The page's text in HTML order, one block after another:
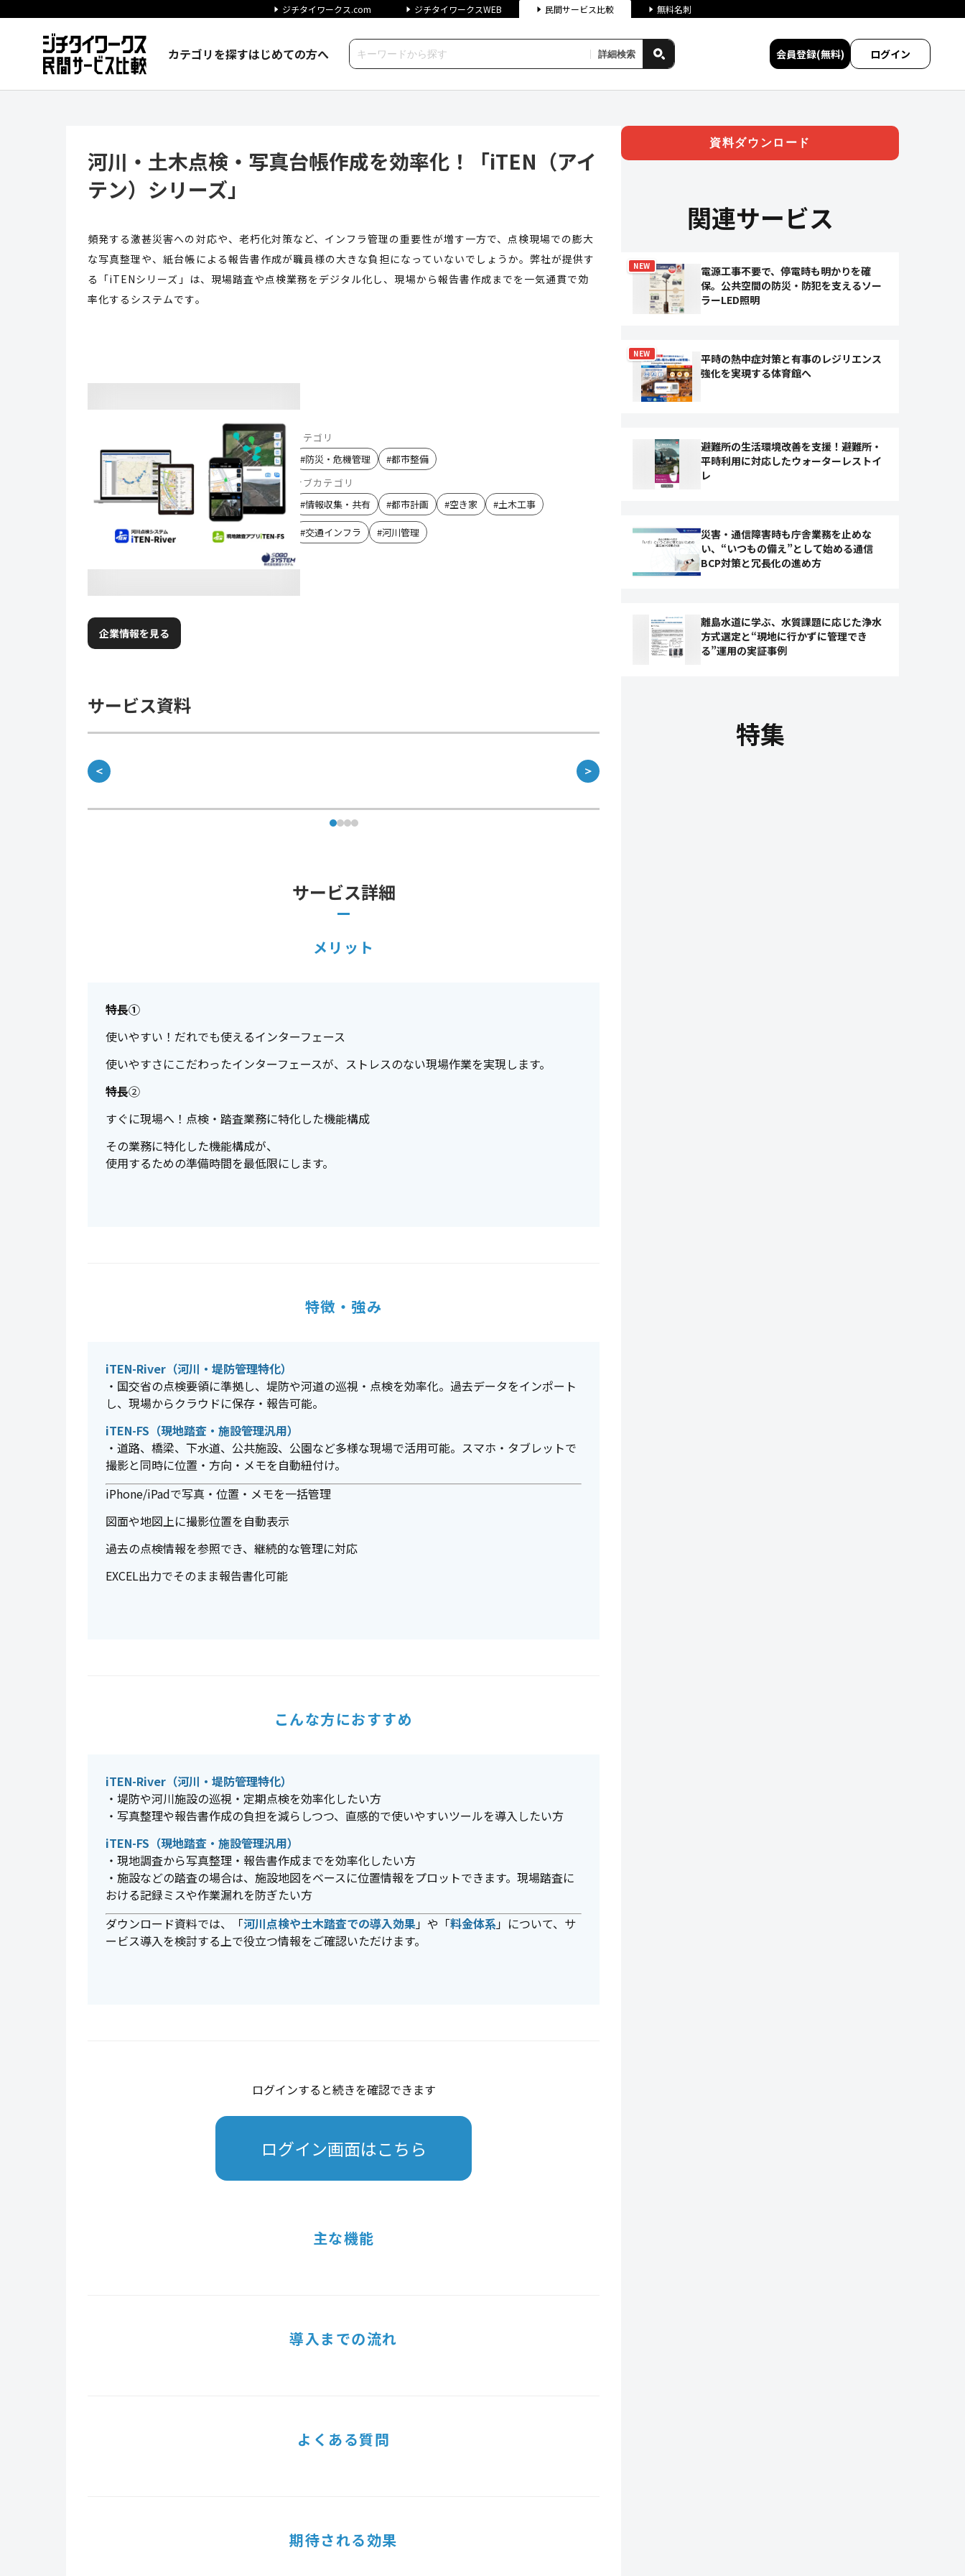
ジチタイワークス.com ジチタイワークスWEB 民間サービス比較 無料名刺
カテゴリを探すはじめての方へ 詳細検索 会員登録(無料) ログイン
河川・土木点検・写真台帳作成を効率化！「iTEN（アイ
テン）シリーズ」
頻発する激甚災害への対応や、老朽化対策など、インフラ管理の重要性が増す一方で、点検現場での膨大
な写真整理や、紙台帳による報告書作成が職員様の大きな負担になっていないでしょうか。弊社が提供す
る「iTENシリーズ」は、現場踏査や点検業務をデジタル化し、現場から報告書作成までを一気通貫で効
率化するシステムです。
カテゴリ
#防災・危機管理 #都市整備
サブカテゴリ
#情報収集・共有 #都市計画 #空き家 #土木工事
#交通インフラ #河川管理
企業情報を見る
サービス資料
＜ ＞
サービス詳細
メリット
特長①
使いやすい！だれでも使えるインターフェース
使いやすさにこだわったインターフェースが、ストレスのない現場作業を実現します。
特長②
すぐに現場へ！点検・踏査業務に特化した機能構成
その業務に特化した機能構成が、
使用するための準備時間を最低限にします。
特徴・強み
iTEN-River（河川・堤防管理特化）
・国交省の点検要領に準拠し、堤防や河道の巡視・点検を効率化。過去データをインポート
し、現場からクラウドに保存・報告可能。
iTEN-FS（現地踏査・施設管理汎用）
・道路、橋梁、下水道、公共施設、公園など多様な現場で活用可能。スマホ・タブレットで
撮影と同時に位置・方向・メモを自動紐付け。
iPhone/iPadで写真・位置・メモを一括管理
図面や地図上に撮影位置を自動表示
過去の点検情報を参照でき、継続的な管理に対応
EXCEL出力でそのまま報告書化可能
こんな方におすすめ
iTEN-River（河川・堤防管理特化）
・堤防や河川施設の巡視・定期点検を効率化したい方
・写真整理や報告書作成の負担を減らしつつ、直感的で使いやすいツールを導入したい方
iTEN-FS（現地踏査・施設管理汎用）
・現地調査から写真整理・報告書作成までを効率化したい方
・施設などの踏査の場合は、施設地図をベースに位置情報をプロットできます。現場踏査に
おける記録ミスや作業漏れを防ぎたい方
ダウンロード資料では、「河川点検や土木踏査での導入効果」や「料金体系」について、サ
ービス導入を検討する上で役立つ情報をご確認いただけます。
ログインすると続きを確認できます
ログイン画面はこちら
主な機能
導入までの流れ
よくある質問
期待される効果
資料ダウンロード
関連サービス
NEW
電源工事不要で、停電時も明かりを確
保。公共空間の防災・防犯を支えるソー
ラーLED照明
NEW
平時の熱中症対策と有事のレジリエンス
強化を実現する体育館へ
避難所の生活環境改善を支援！避難所・
平時利用に対応したウォーターレストイ
レ
災害・通信障害時も庁舎業務を止めな
い、“いつもの備え”として始める通信
BCP対策と冗長化の進め方
離島水道に学ぶ、水質課題に応じた浄水
方式選定と“現地に行かずに管理でき
る”運用の実証事例
特集